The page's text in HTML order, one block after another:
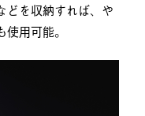
どを収納すれば、や
用可能。